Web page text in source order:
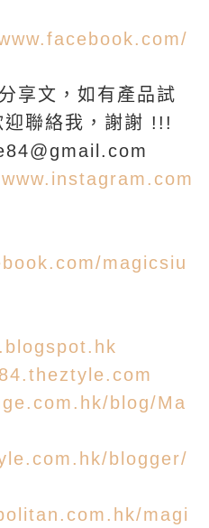
享文，如有產品試
迎聯絡我，謝謝 !!!
magicsiu
blog/Ma
blogger/
magi